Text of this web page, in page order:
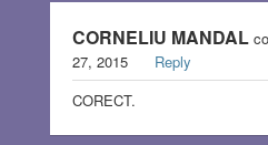
CORNELIU MANDAL
27, 2015
Reply
CORECT.